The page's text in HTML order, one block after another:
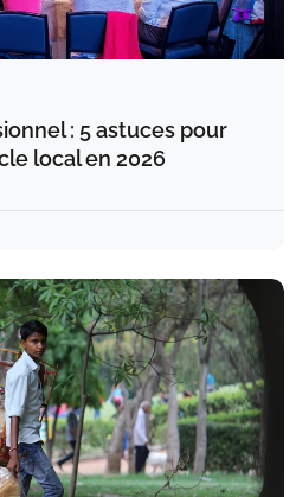
: 5 astuces pour
local en 2026